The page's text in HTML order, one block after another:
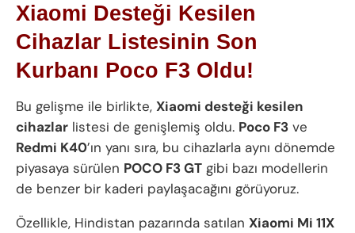
Xiaomi Desteği Kesilen
Cihazlar Listesinin Son
Kurbanı Poco F3 Oldu!
Bu gelişme ile birlikte, Xiaomi desteği kesilen
cihazlar listesi de genişlemiş oldu. Poco F3 ve
Redmi K40’ın yanı sıra, bu cihazlarla aynı dönemde
piyasaya sürülen POCO F3 GT gibi bazı modellerin
de benzer bir kaderi paylaşacağını görüyoruz.
Özellikle, Hindistan pazarında satılan Xiaomi Mi 11X